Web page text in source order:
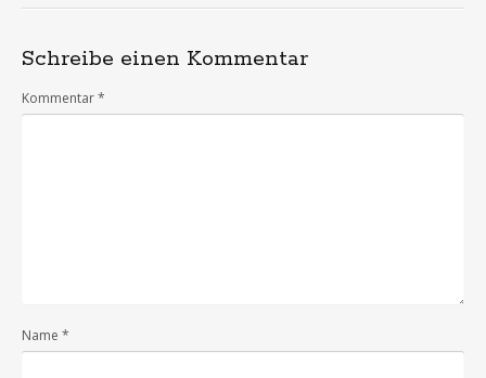
Schreibe einen Kommentar
Kommentar*
Name *